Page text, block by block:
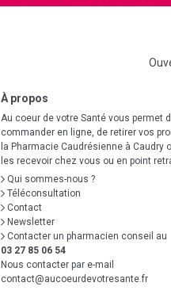
À propos
Au coeur de votre Santé vous permet
commander en ligne, de retirer vos
la Pharmacie Caudrésienne à Caudry
les recevoir chez vous ou en point
Qui sommes-nous ?
Téléconsultation
Contact
Newsletter
Contacter un pharmacien conseil au
03 27 85 06 54
Nous contacter par e-mail
contact@aucoeurdevotresante.fr